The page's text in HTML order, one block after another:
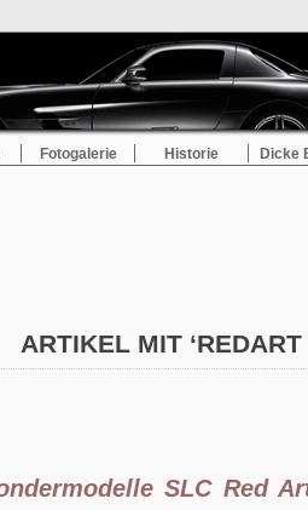
Fotogalerie Historie Dicke
ARTIKEL MIT ‘REDART
SLC Red